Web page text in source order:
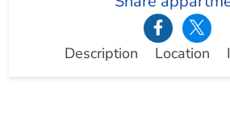
Description Location